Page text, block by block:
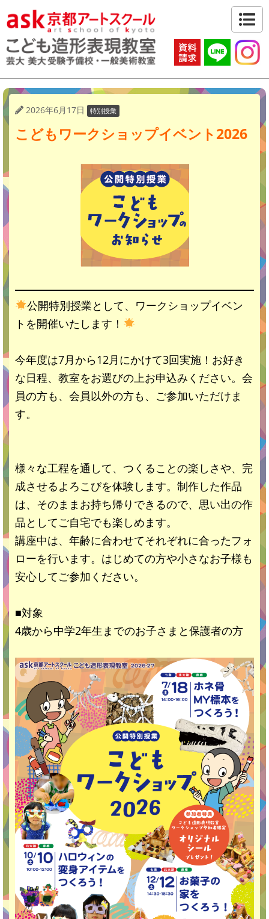
2026年6月17日 特別授業
こどもワークショップイベント2026
公開特別授業として、ワークショップイベン
トを開催いたします！
今年度は7月から12月にかけて3回実施！お好き
な日程、教室をお選びの上お申込みください。会
員の方も、会員以外の方も、ご参加いただけま
す。
様々な工程を通して、つくることの楽しさや、完
成させるよろこびを体験します。制作した作品
は、そのままお持ち帰りできるので、思い出の作
品としてご自宅でも楽しめます。
講座中は、年齢に合わせてそれぞれに合ったフォ
ローを行います。はじめての方や小さなお子様も
安心してご参加ください。
■対象
4歳から中学2年生までのお子さまと保護者の方